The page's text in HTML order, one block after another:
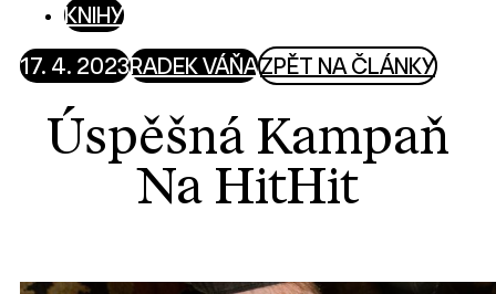
KNIHY
17. 4. 2023RADEK VÁŇAZPĚT NA ČLÁNKY
Úspěšná Kampaň
Na HitHit